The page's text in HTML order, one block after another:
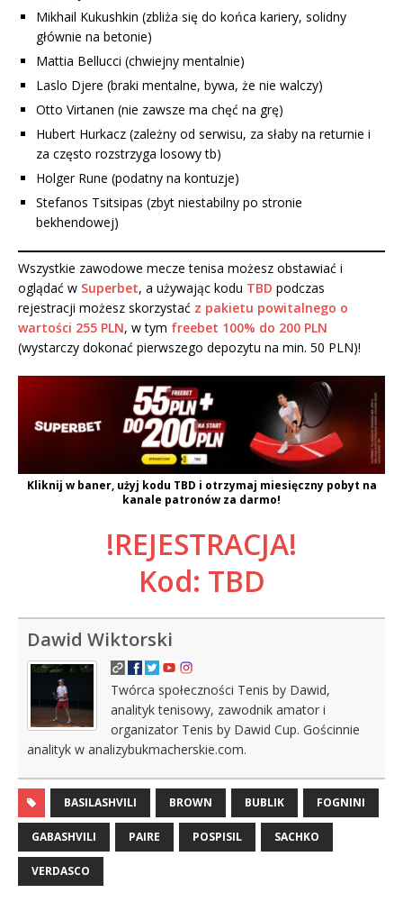
Mikhail Kukushkin (zbliża się do końca kariery, solidny
głównie na betonie)
Mattia Bellucci (chwiejny mentalnie)
Laslo Djere (braki mentalne, bywa, że nie walczy)
Otto Virtanen (nie zawsze ma chęć na grę)
Hubert Hurkacz (zależny od serwisu, za słaby na returnie i
za często rozstrzyga losowy tb)
Holger Rune (podatny na kontuzje)
Stefanos Tsitsipas (zbyt niestabilny po stronie
bekhendowej)
Wszystkie zawodowe mecze tenisa możesz obstawiać i
oglądać w Superbet, a używając kodu TBD podczas
rejestracji możesz skorzystać z pakietu powitalnego o
wartości 255 PLN, w tym freebet 100% do 200 PLN
(wystarczy dokonać pierwszego depozytu na min. 50 PLN)!
Kliknij w baner, użyj kodu TBD i otrzymaj miesięczny pobyt na
kanale patronów za darmo!
!REJESTRACJA!
Kod: TBD
Dawid Wiktorski
Twórca społeczności Tenis by Dawid,
analityk tenisowy, zawodnik amator i
organizator Tenis by Dawid Cup. Gościnnie
analityk w analizybukmacherskie.com.
BASILASHVILI BROWN BUBLIK FOGNINI
GABASHVILI PAIRE POSPISIL SACHKO
VERDASCO